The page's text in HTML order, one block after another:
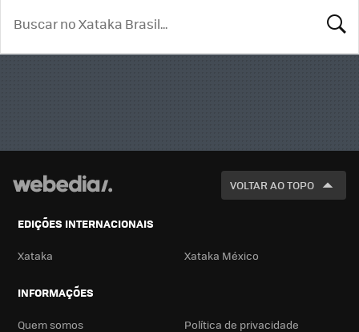
VOLTAR AO TOPO
EDIÇÕES INTERNACIONAIS
Xataka Xataka México
INFORMAÇÕES
Quem somos Política de privacidade